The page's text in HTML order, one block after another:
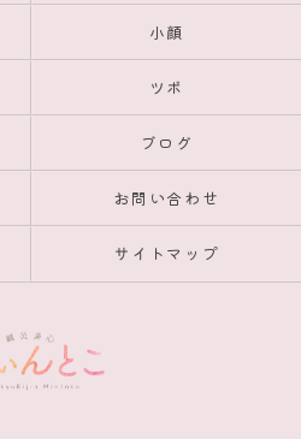
小顔
ツボ
ブログ
お問い合わせ
サイトマップ